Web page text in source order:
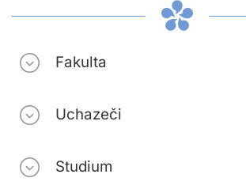
Fakulta
Uchazeči
Studium